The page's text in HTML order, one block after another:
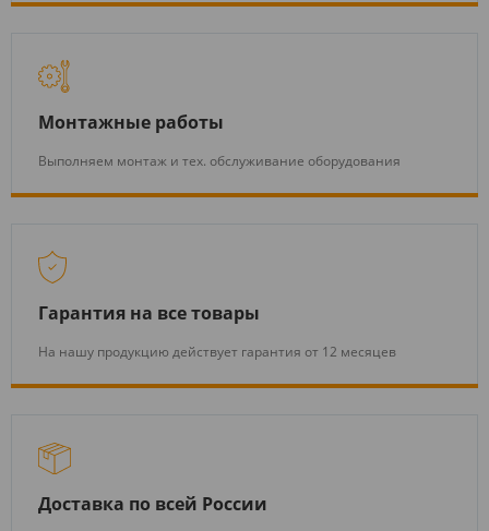
Монтажные работы
Выполняем монтаж и тех. обслуживание оборудования
Гарантия на все товары
На нашу продукцию действует гарантия от 12 месяцев
Доставка по всей России